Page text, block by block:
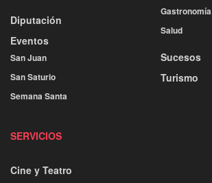
Diputación
Eventos
San Juan
San Saturio
Semana Santa
Gastronomía
Salud
Sucesos
Turismo
SERVICIOS
Cine y Teatro